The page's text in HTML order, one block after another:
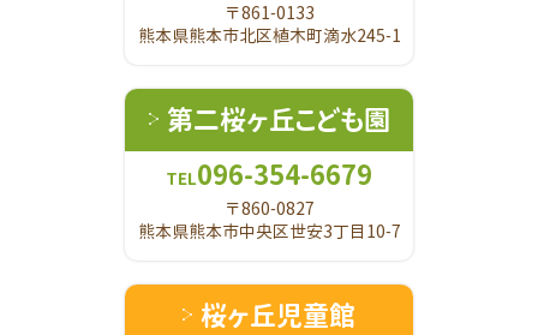
〒861-0133
熊本県熊本市北区植木町滴水245-1
第二桜ヶ丘こども園
TEL096-354-6679
〒860-0827
熊本県熊本市中央区世安3丁目10-7
桜ヶ丘児童館